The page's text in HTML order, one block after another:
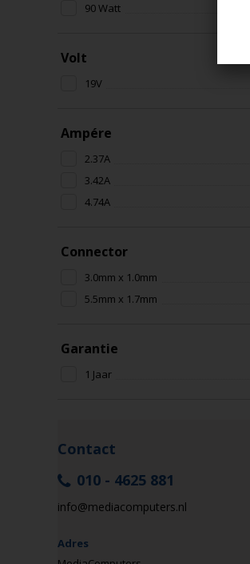
90 Watt
Volt
19V
Ampére
2.37A
3.42A
4.74A
Connector
3.0mm x 1.0mm
5.5mm x 1.7mm
Garantie
1 Jaar
Contact
010 - 4625 881
info@mediacomputers.nl
Adres